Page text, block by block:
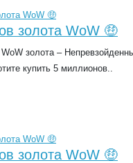
золота WoW 🤑
золота –
купить 5 миллионов..
золота WoW 🤑